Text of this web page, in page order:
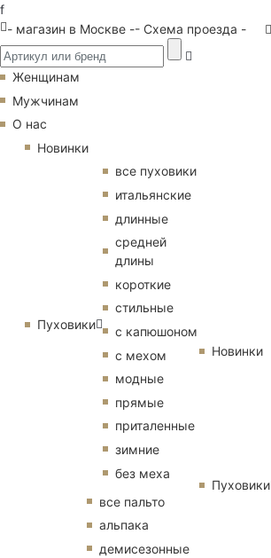
f
- магазин в Москве -- Схема проезда -
Женщинам
Мужчинам
О нас
Новинки
Пуховики
все пуховики
итальянские
длинные
средней
длины
короткие
стильные
с капюшоном
с мехом
модные
прямые
приталенные
зимние
без меха
все пальто
альпака
демисезонные
Новинки
Пуховики